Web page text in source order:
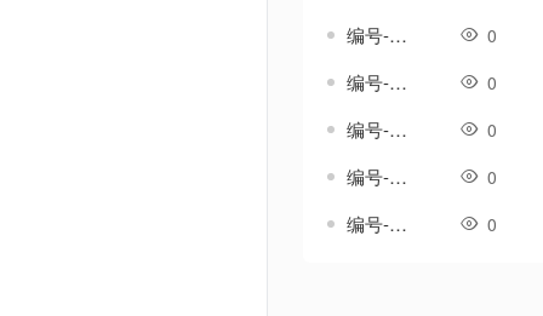
编号-雪歌套-传奇一体剑甲素材 0
编号-雪澜套-传奇一体剑甲素材 0
编号-霄影套-传奇一体剑甲素材 0
编号-霞光温热套-传奇一体剑甲素材 0
编号-韵鸣套-传奇一体剑甲素材 0